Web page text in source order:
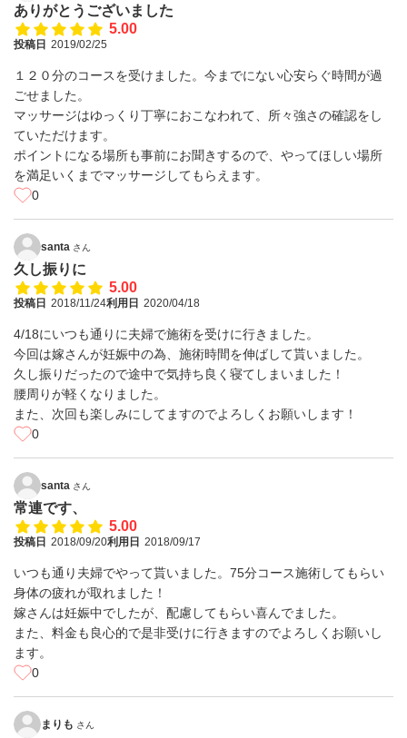
ありがとうございました
5.00
投稿日 2019/02/25
１２０分のコースを受けました。今までにない心安らぐ時間が過
ごせました。
マッサージはゆっくり丁寧におこなわれて、所々強さの確認をし
ていただけます。
ポイントになる場所も事前にお聞きするので、やってほしい場所
を満足いくまでマッサージしてもらえます。
0
santa さん
久し振りに
5.00
投稿日 2018/11/24利用日 2020/04/18
4/18にいつも通りに夫婦で施術を受けに行きました。
今回は嫁さんが妊娠中の為、施術時間を伸ばして貰いました。
久し振りだったので途中で気持ち良く寝てしまいました！
腰周りが軽くなりました。
また、次回も楽しみにしてますのでよろしくお願いします！
0
santa さん
常連です、
5.00
投稿日 2018/09/20利用日 2018/09/17
いつも通り夫婦でやって貰いました。75分コース施術してもらい
身体の疲れが取れました！
嫁さんは妊娠中でしたが、配慮してもらい喜んでました。
また、料金も良心的で是非受けに行きますのでよろしくお願いし
ます。
0
まりも さん